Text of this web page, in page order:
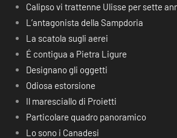
Calipso vi trattenne Ulisse per sette
L’antagonista della Sampdoria
La scatola sugli aerei
É contigua a Pietra Ligure
Designano gli oggetti
Odiosa estorsione
Il maresciallo di Proietti
Particolare quadro panoramico
Lo sono i Canadesi